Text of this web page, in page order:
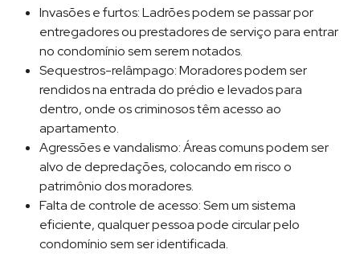
Invasões e furtos: Ladrões podem se passar por
entregadores ou prestadores de serviço para entrar
no condomínio sem serem notados.
Sequestros-relâmpago: Moradores podem ser
rendidos na entrada do prédio e levados para
dentro, onde os criminosos têm acesso ao
apartamento.
Agressões e vandalismo: Áreas comuns podem ser
alvo de depredações, colocando em risco o
patrimônio dos moradores.
Falta de controle de acesso: Sem um sistema
eficiente, qualquer pessoa pode circular pelo
condomínio sem ser identificada.